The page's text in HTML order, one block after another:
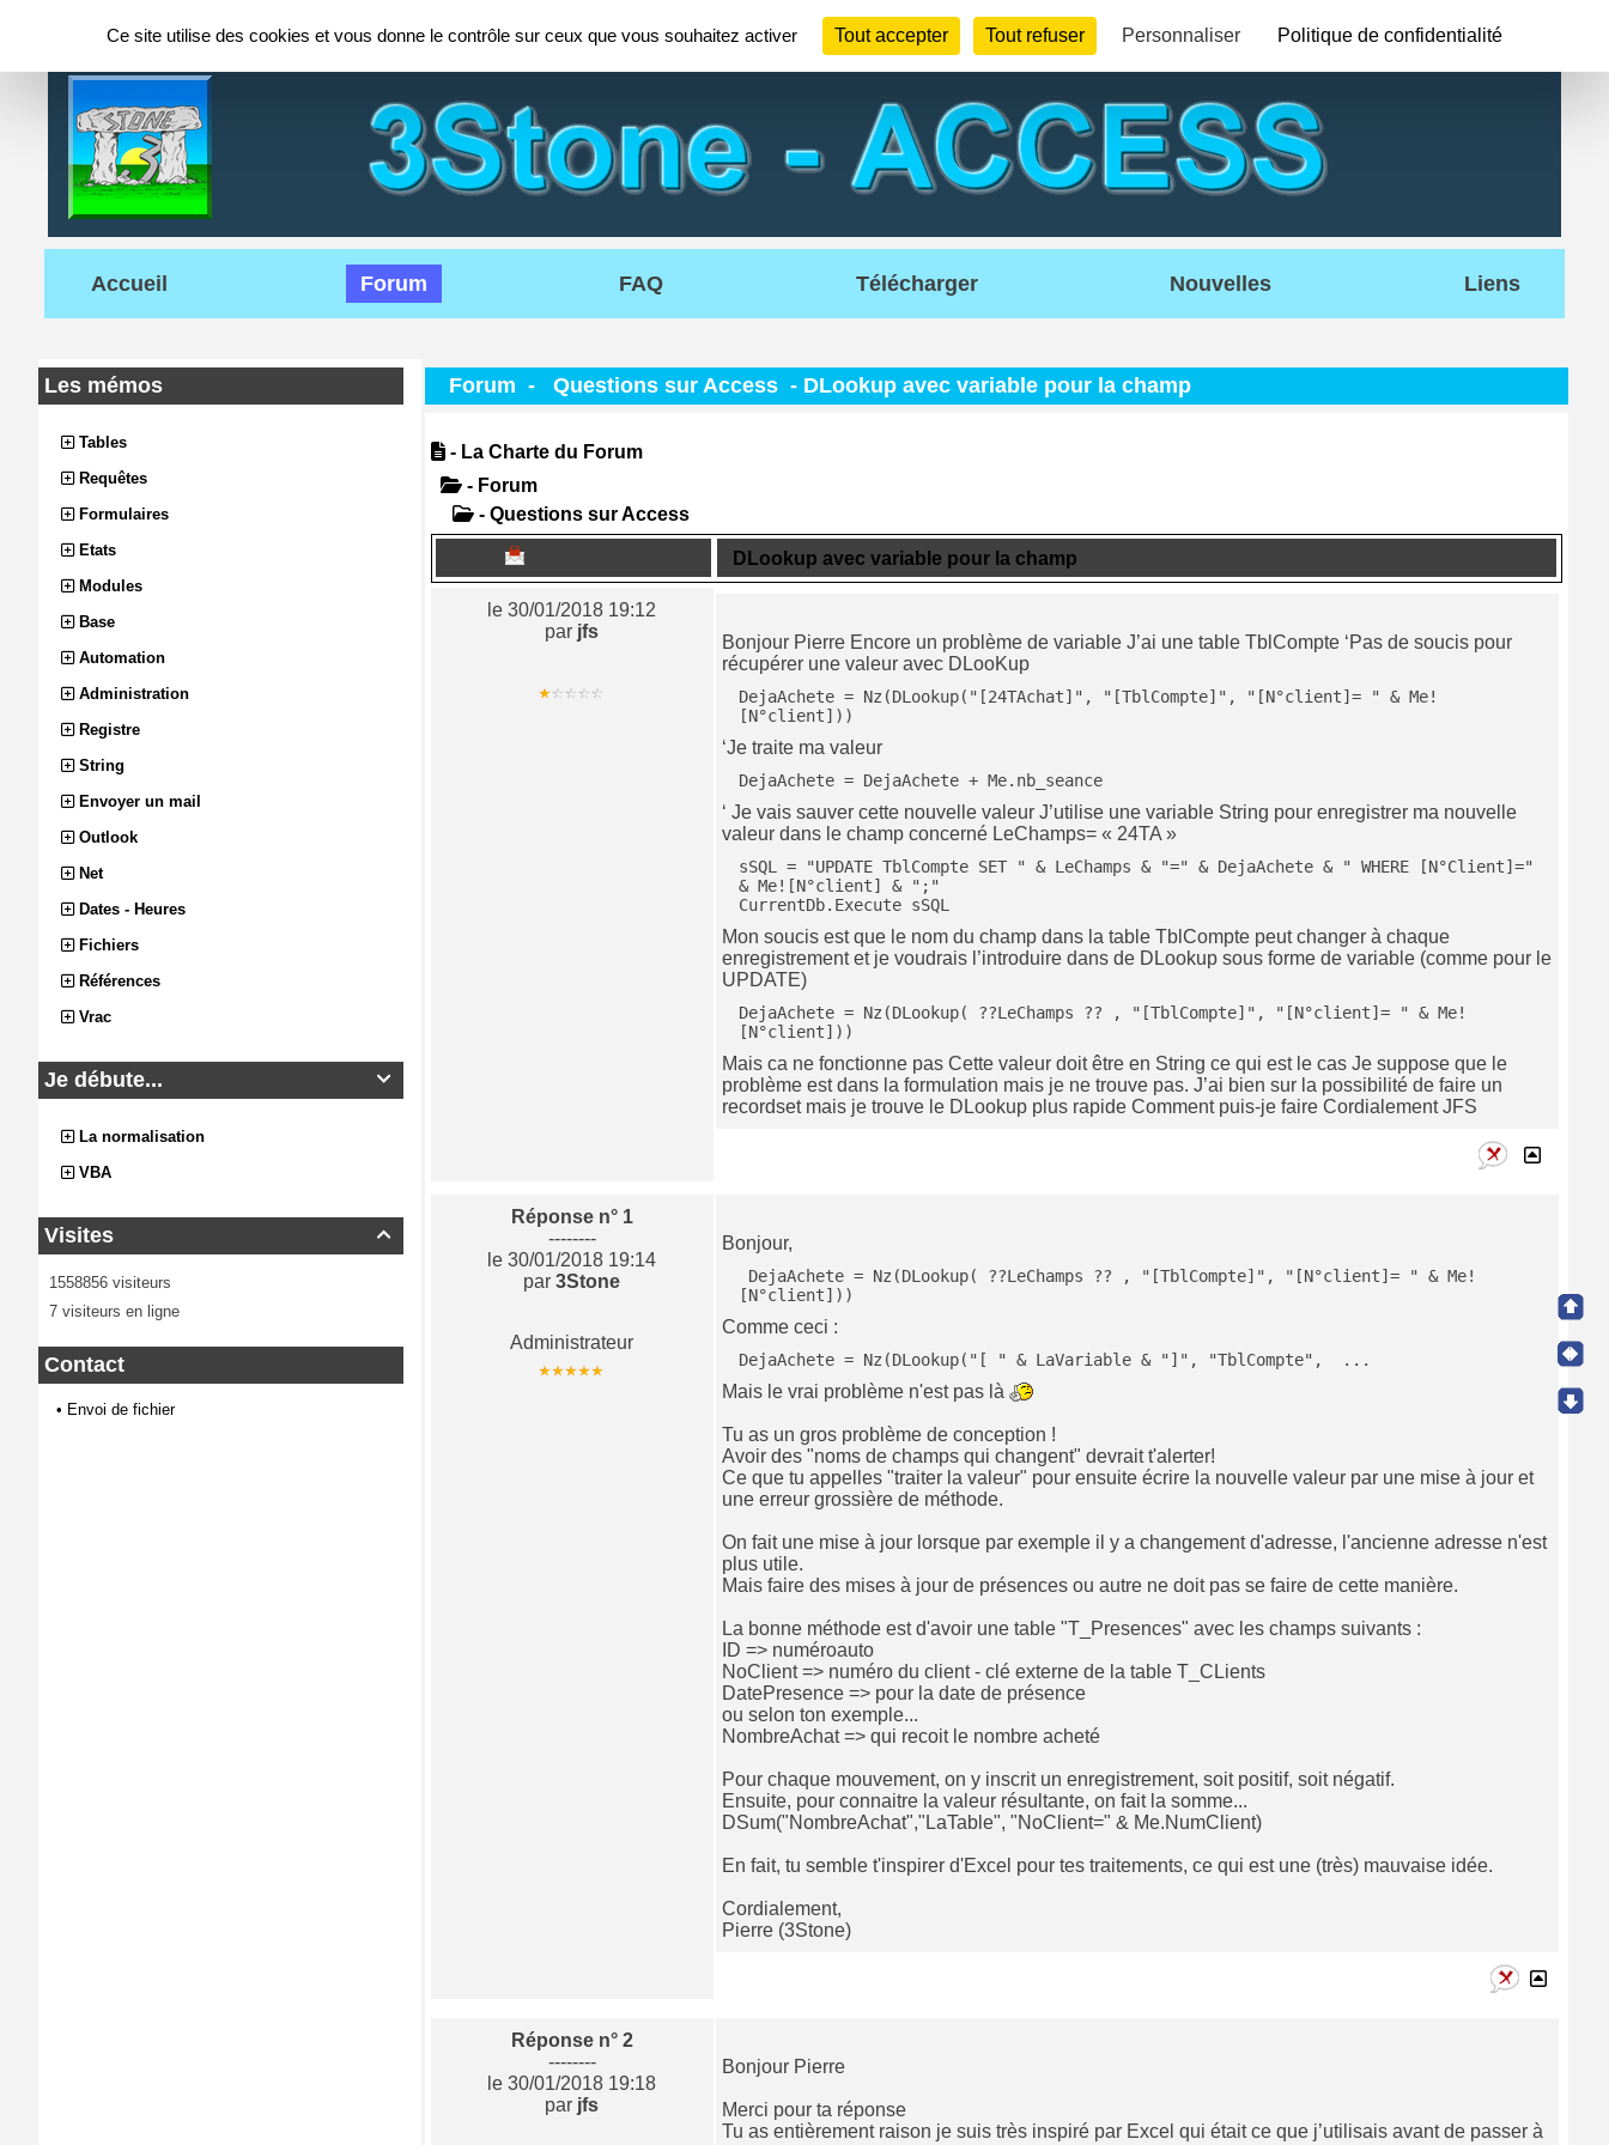
Accueil Forum FAQ Télécharger Nouvelles Liens
Les mémos
Tables
Requêtes
Formulaires
Etats
Modules
Base
Automation
Administration
Registre
String
Envoyer un mail
Outlook
Net
Dates - Heures
Fichiers
Références
Vrac

Je débute...
La normalisation
VBA

Visites
1558856 visiteurs
7 visiteurs en ligne
Contact
• Envoi de fichier
Forum - Questions sur Access - DLookup avec variable pour la champ
- La Charte du Forum
- Forum
- Questions sur Access
DLookup avec variable pour la champ
le 30/01/2018 19:12
par jfs
Bonjour Pierre Encore un problème de variable J’ai une table TblCompte ‘Pas de soucis pour
récupérer une valeur avec DLooKup
DejaAchete = Nz(DLookup("[24TAchat]", "[TblCompte]", "[N°client]= " & Me!
[N°client]))
‘Je traite ma valeur
DejaAchete = DejaAchete + Me.nb_seance
‘ Je vais sauver cette nouvelle valeur J’utilise une variable String pour enregistrer ma nouvelle
valeur dans le champ concerné LeChamps= « 24TA »
sSQL = "UPDATE TblCompte SET " & LeChamps & "=" & DejaAchete & " WHERE [N°Client]="
& Me![N°client] & ";"
CurrentDb.Execute sSQL
Mon soucis est que le nom du champ dans la table TblCompte peut changer à chaque
enregistrement et je voudrais l’introduire dans de DLookup sous forme de variable (comme pour le
UPDATE)
DejaAchete = Nz(DLookup( ??LeChamps ?? , "[TblCompte]", "[N°client]= " & Me!
[N°client]))
Mais ca ne fonctionne pas Cette valeur doit être en String ce qui est le cas Je suppose que le
problème est dans la formulation mais je ne trouve pas. J’ai bien sur la possibilité de faire un
recordset mais je trouve le DLookup plus rapide Comment puis-je faire Cordialement JFS
Réponse n° 1
--------
le 30/01/2018 19:14
par3Stone
Administrateur
Bonjour,
[N°client]))
Comme ceci :
DejaAchete = Nz(DLookup("[ " & LaVariable & "]", "TblCompte",  ...
Mais le vrai problème n'est pas là
Tu as un gros problème de conception !
Avoir des "noms de champs qui changent" devrait t'alerter!
Ce que tu appelles "traiter la valeur" pour ensuite écrire la nouvelle valeur par une mise à jour et
une erreur grossière de méthode.
On fait une mise à jour lorsque par exemple il y a changement d'adresse, l'ancienne adresse n'est
plus utile.
Mais faire des mises à jour de présences ou autre ne doit pas se faire de cette manière.
La bonne méthode est d'avoir une table "T_Presences" avec les champs suivants :
ID => numéroauto
NoClient => numéro du client - clé externe de la table T_CLients
DatePresence => pour la date de présence
ou selon ton exemple...
NombreAchat => qui recoit le nombre acheté
Pour chaque mouvement, on y inscrit un enregistrement, soit positif, soit négatif.
Ensuite, pour connaitre la valeur résultante, on fait la somme...
DSum("NombreAchat","LaTable", "NoClient=" & Me.NumClient)
En fait, tu semble t'inspirer d'Excel pour tes traitements, ce qui est une (très) mauvaise idée.
Cordialement,
Pierre (3Stone)
Réponse n° 2
--------
le 30/01/2018 19:18
par jfs
Bonjour Pierre
Merci pour ta réponse
Tu as entièrement raison je suis très inspiré par Excel qui était ce que j’utilisais avant de passer à
Ce site utilise des cookies et vous donne le contrôle sur ceux que vous souhaitez activer
Tout accepter Tout refuser Personnaliser Politique de confidentialité